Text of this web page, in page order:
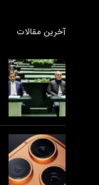
آخرین مقالات